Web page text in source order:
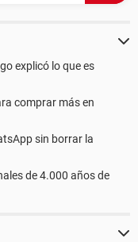
explicó lo que es
comprar más en
sin borrar la
de 4.000 años de